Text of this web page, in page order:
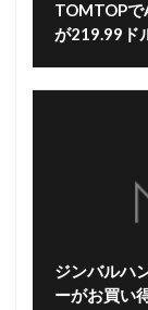
TOMTOPで
が219.99ド
ジンバルハ
ーがお買い